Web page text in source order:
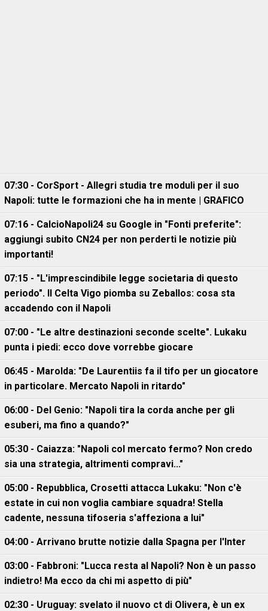
07:30 - CorSport - Allegri studia tre moduli per il suo
Napoli: tutte le formazioni che ha in mente | GRAFICO
07:16 - CalcioNapoli24 su Google in "Fonti preferite":
aggiungi subito CN24 per non perderti le notizie più
importanti!
07:15 - "L'imprescindibile legge societaria di questo
periodo". Il Celta Vigo piomba su Zeballos: cosa sta
accadendo con il Napoli
07:00 - "Le altre destinazioni seconde scelte". Lukaku
punta i piedi: ecco dove vorrebbe giocare
06:45 - Marolda: "De Laurentiis fa il tifo per un giocatore
in particolare. Mercato Napoli in ritardo"
06:00 - Del Genio: "Napoli tira la corda anche per gli
esuberi, ma fino a quando?"
05:30 - Caiazza: "Napoli col mercato fermo? Non credo
sia una strategia, altrimenti compravi..."
05:00 - Repubblica, Crosetti attacca Lukaku: "Non c'è
estate in cui non voglia cambiare squadra! Stella
cadente, nessuna tifoseria s'affeziona a lui"
04:00 - Arrivano brutte notizie dalla Spagna per l'Inter
03:00 - Fabbroni: "Lucca resta al Napoli? Non è un passo
indietro! Ma ecco da chi mi aspetto di più"
02:30 - Uruguay: svelato il nuovo ct di Olivera, è un ex